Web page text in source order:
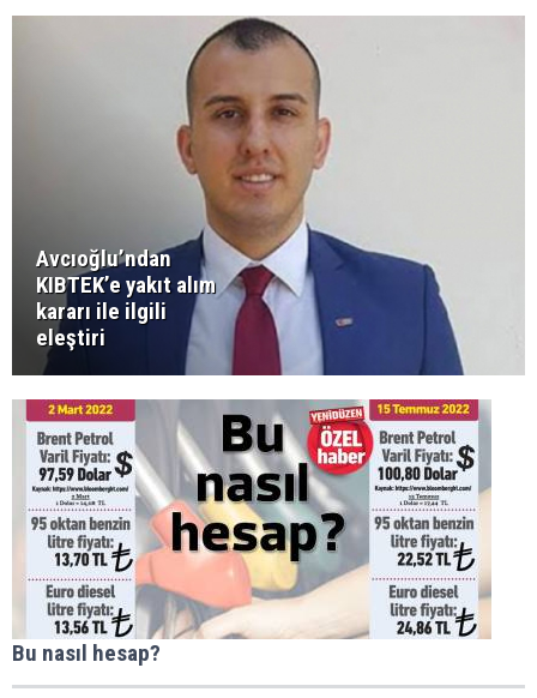
Avcıoğlu’ndan
KIBTEK’e yakıt alım
kararı ile ilgili
eleştiri
Bu nasıl hesap?